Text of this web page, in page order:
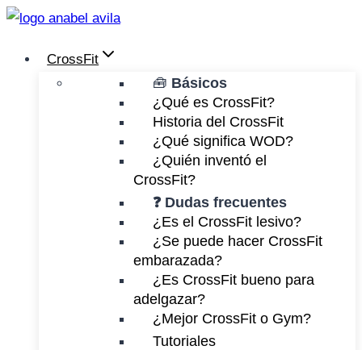
Saltar
contenidoCrossFit
🧰 Básicos
¿Qué es CrossFit?
Historia del CrossFit
¿Qué significa WOD?
¿Quién inventó el
CrossFit?
❓ Dudas frecuentes
¿Es el CrossFit lesivo?
¿Se puede hacer CrossFit
embarazada?
¿Es CrossFit bueno para
adelgazar?
¿Mejor CrossFit o Gym?
Tutoriales